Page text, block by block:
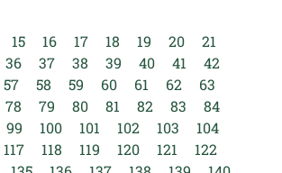
15 16 17 18 19 20
21
36 37 38 39 40 41
42
57 58 59 60 61 62
63
78 79 80 81 82 83
84
99 100 101 102 103
104
117 118 119 120 121
122